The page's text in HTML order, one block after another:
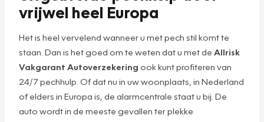
vrijwel heel Europa
Het is heel vervelend wanneer u met pech stil komt te
staan. Dan is het goed om te weten dat u met de Allrisk
Vakgarant Autoverzekering ook kunt profiteren van
24/7 pechhulp. Of dat nu in uw woonplaats, in Nederland
of elders in Europa is, de alarmcentrale staat u bij. De
auto wordt in de meeste gevallen ter plekke